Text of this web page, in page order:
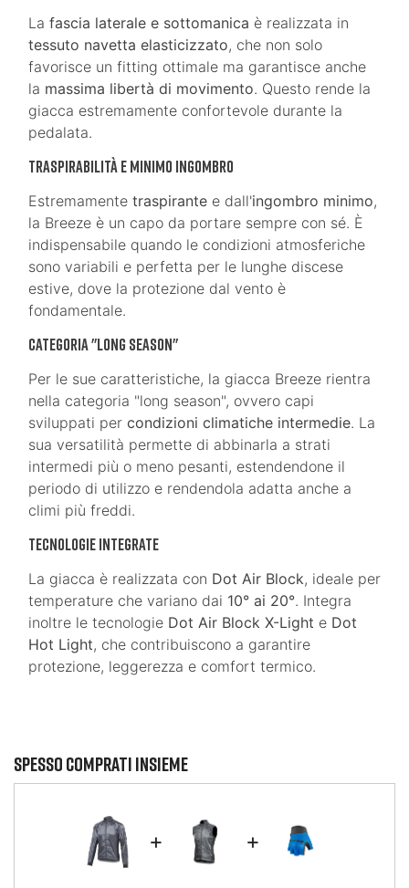
La fascia laterale e sottomanica è realizzata in
tessuto navetta elasticizzato, che non solo
favorisce un fitting ottimale ma garantisce anche
la massima libertà di movimento. Questo rende la
giacca estremamente confortevole durante la
pedalata.
Traspirabilità e Minimo Ingombro
Estremamente traspirante e dall'ingombro minimo,
la Breeze è un capo da portare sempre con sé. È
indispensabile quando le condizioni atmosferiche
sono variabili e perfetta per le lunghe discese
estive, dove la protezione dal vento è
fondamentale.
Categoria "Long Season"
Per le sue caratteristiche, la giacca Breeze rientra
nella categoria "long season", ovvero capi
sviluppati per condizioni climatiche intermedie. La
sua versatilità permette di abbinarla a strati
intermedi più o meno pesanti, estendendone il
periodo di utilizzo e rendendola adatta anche a
climi più freddi.
Tecnologie Integrate
La giacca è realizzata con Dot Air Block, ideale per
temperature che variano dai 10° ai 20°. Integra
inoltre le tecnologie Dot Air Block X-Light e Dot
Hot Light, che contribuiscono a garantire
protezione, leggerezza e comfort termico.
Spesso comprati insieme
+ +